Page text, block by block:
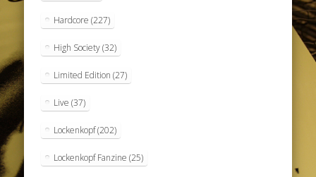
Hardcore (227)
High Society(32)
Limited Edition (27)
Live (37)
Lockenkopf(202)
Lockenkopf Fanzine (25)